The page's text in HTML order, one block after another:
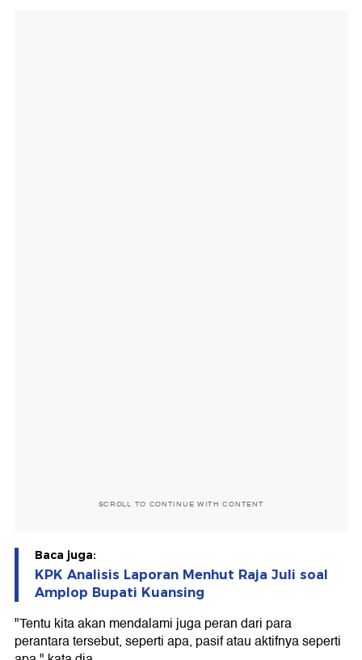
SCROLL TO CONTINUE WITH CONTENT
Baca juga:
KPK Analisis Laporan Menhut Raja Juli soal
Amplop Bupati Kuansing
"Tentu kita akan mendalami juga peran dari para
perantara tersebut, seperti apa, pasif atau aktifnya seperti